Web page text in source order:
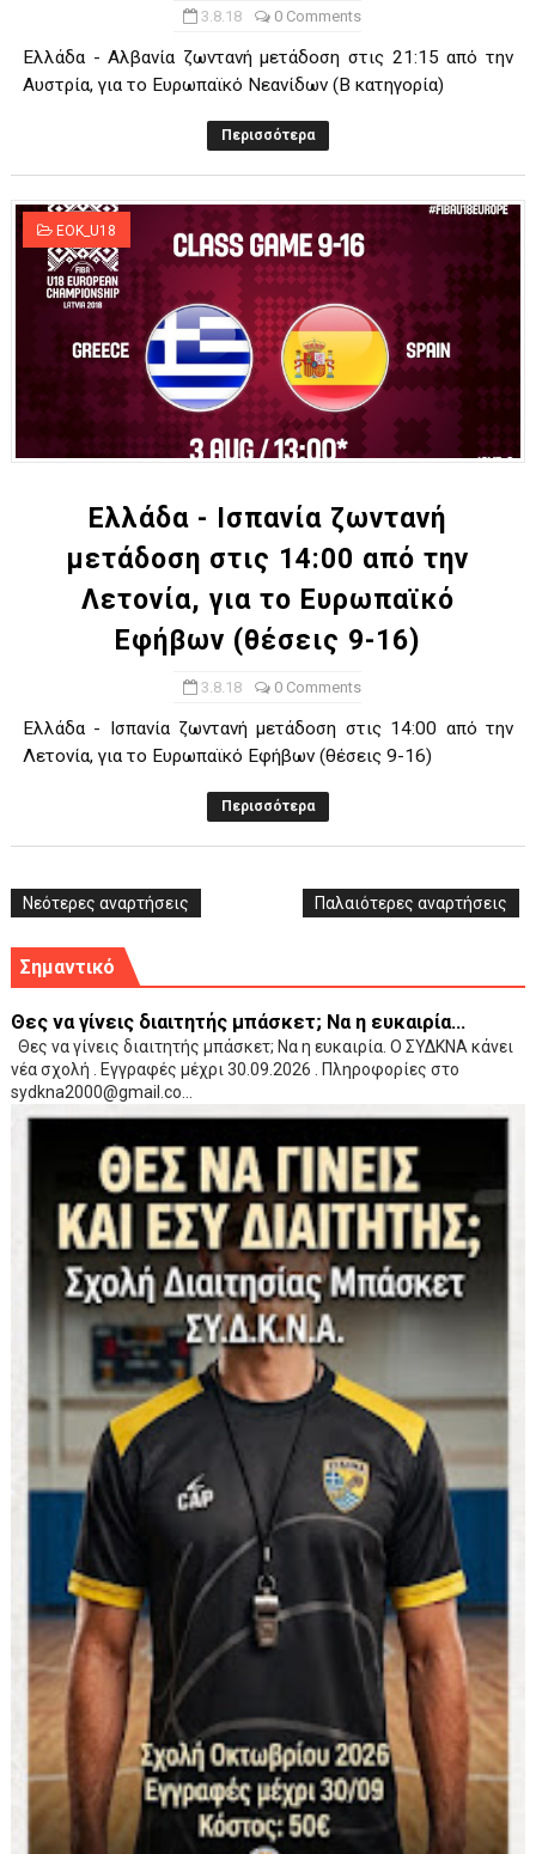
3.8.18 0 Comments
Ελλάδα - Αλβανία ζωντανή μετάδοση στις 21:15 από την
Αυστρία, για το Ευρωπαϊκό Νεανίδων (Β κατηγορία)
Περισσότερα
EOK_U18
Ελλάδα - Ισπανία ζωντανή
μετάδοση στις 14:00 από την
Λετονία, για το Ευρωπαϊκό
Εφήβων (θέσεις 9-16)
3.8.18 0 Comments
Ελλάδα - Ισπανία ζωντανή μετάδοση στις 14:00 από την
Λετονία, για το Ευρωπαϊκό Εφήβων (θέσεις 9-16)
Περισσότερα
Νεότερες αναρτήσεις Παλαιότερες αναρτήσεις
Σημαντικό
Θες να γίνεις διαιτητής μπάσκετ; Να η ευκαιρία...
Θες να γίνεις διαιτητής μπάσκετ; Να η ευκαιρία. Ο ΣΥΔΚΝΑ κάνει
νέα σχολή . Εγγραφές μέχρι 30.09.2026 . Πληροφορίες στο
sydkna2000@gmail.co...